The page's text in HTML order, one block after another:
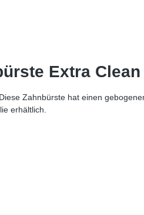
Extra
Zahnbürste hat einen
erhältlich.